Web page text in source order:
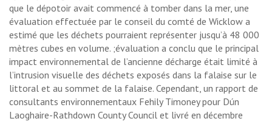
que le dépotoir avait commencé à tomber dans la mer, une
évaluation effectuée par le conseil du comté de Wicklow a
estimé que les déchets pourraient représenter jusqu’à 48 000
mètres cubes en volume. ;évaluation a conclu que le principal
impact environnemental de l’ancienne décharge était limité à
l’intrusion visuelle des déchets exposés dans la falaise sur le
littoral et au sommet de la falaise. Cependant, un rapport de
consultants environnementaux Fehily Timoney pour Dún
Laoghaire-Rathdown County Council et livré en décembre